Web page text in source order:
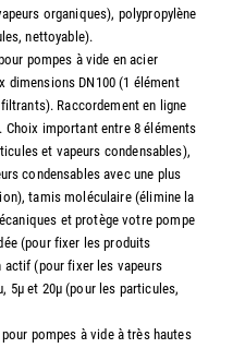
organiques), polypropylène
nettoyable).
pompes à vide en acier
dimensions DN100 (1 élément
Raccordement en ligne
Choix important entre 8 éléments
et vapeurs condensables),
condensables avec une plus
tamis moléculaire (élimine la
et protège votre pompe
(pour fixer les produits
(pour fixer les vapeurs
5µ et 20µ (pour les particules,
pompes à vide à très hautes